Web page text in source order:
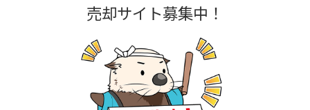
売却サイト募集中！